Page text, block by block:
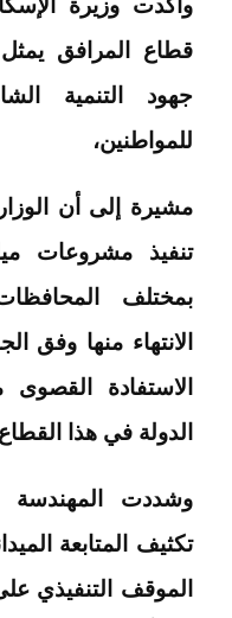
قطاع المرافق
جهود التنمية
للمواطنين،
مشيرة إلى أن
تنفيذ مشروعات
بمختلف
الانتهاء منها وفق
الاستفادة
الدولة في هذا
وشددت المهندسة
تكثيف المتابعة
الموقف التنفيذي